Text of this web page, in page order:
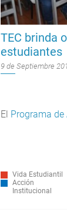
TEC brinda
estudiantes
9 de Septiembre
El Programa
Vida Estudiantil
Acción
Institucional